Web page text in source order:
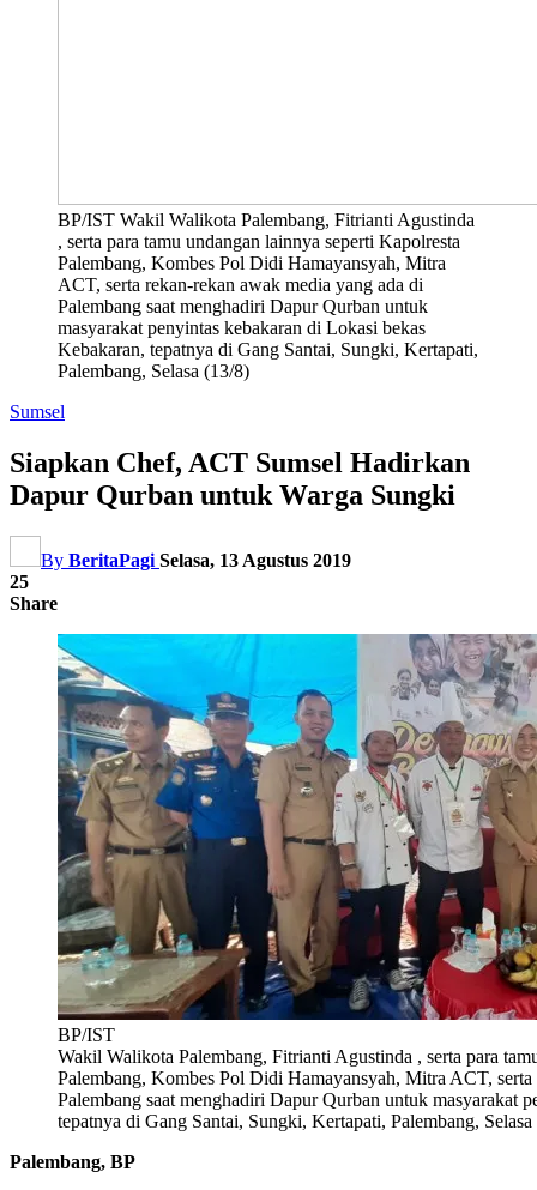
BP/IST Wakil Walikota Palembang, Fitrianti Agustinda
, serta para tamu undangan lainnya seperti Kapolresta
Palembang, Kombes Pol Didi Hamayansyah, Mitra
ACT, serta rekan-rekan awak media yang ada di
Palembang saat menghadiri Dapur Qurban untuk
masyarakat penyintas kebakaran di Lokasi bekas
Kebakaran, tepatnya di Gang Santai, Sungki, Kertapati,
Palembang, Selasa (13/8)
Sumsel
Siapkan Chef, ACT Sumsel Hadirkan
Dapur Qurban untuk Warga Sungki
By BeritaPagi Selasa, 13 Agustus 2019
25
Share
BP/IST
Wakil Walikota Palembang, Fitrianti Agustinda , serta para
Palembang, Kombes Pol Didi Hamayansyah, Mitra ACT,
Palembang saat menghadiri Dapur Qurban untuk masyarakat
tepatnya di Gang Santai, Sungki, Kertapati, Palembang,
Palembang, BP